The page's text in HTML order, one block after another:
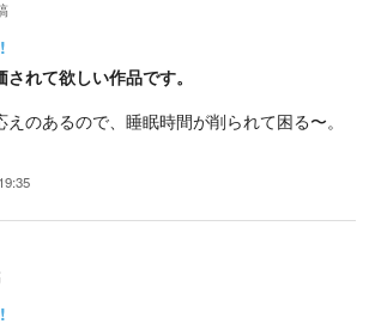
れて欲しい作品です。
のあるので、睡眠時間が削られて困る〜。